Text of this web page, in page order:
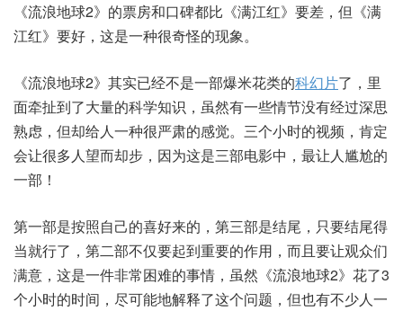
《流浪地球2》的票房和口碑都比《满江红》要差，但《满
江红》要好，这是一种很奇怪的现象。
《流浪地球2》其实已经不是一部爆米花类的科幻片了，里
面牵扯到了大量的科学知识，虽然有一些情节没有经过深思
熟虑，但却给人一种很严肃的感觉。三个小时的视频，肯定
会让很多人望而却步，因为这是三部电影中，最让人尴尬的
一部！
第一部是按照自己的喜好来的，第三部是结尾，只要结尾得
当就行了，第二部不仅要起到重要的作用，而且要让观众们
满意，这是一件非常困难的事情，虽然《流浪地球2》花了3
个小时的时间，尽可能地解释了这个问题，但也有不少人一